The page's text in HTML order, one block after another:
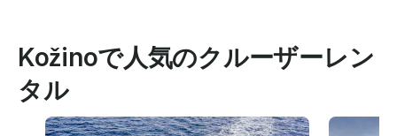
Kožinoで人気のクルーザーレン
タル